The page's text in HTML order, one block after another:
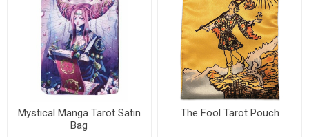
Mystical Manga Tarot Satin
Bag
The Fool Tarot Pouch